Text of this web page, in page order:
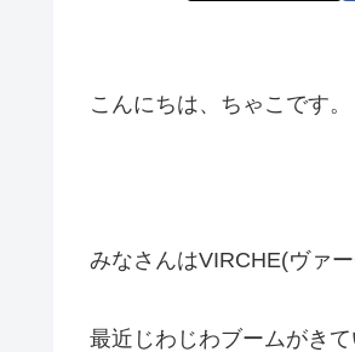
こんにちは、ちゃこです。
みなさんはVIRCHE(ヴァ
最近じわじわブームがき